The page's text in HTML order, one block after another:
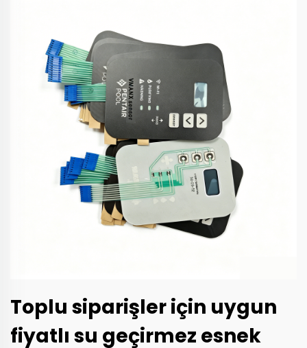
Toplu siparişler için uygun
fiyatlı su geçirmez esnek